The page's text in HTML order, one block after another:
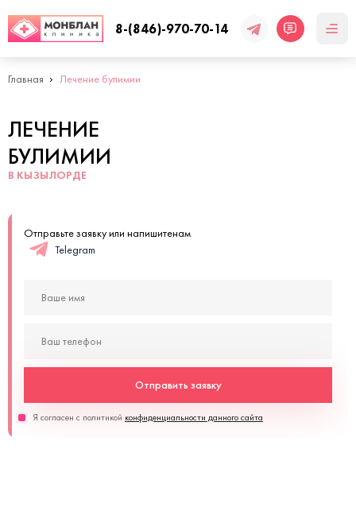
8-(846)-970-70-14
Главная Лечение булимии
ЛЕЧЕНИЕ
БУЛИМИИ
В КЫЗЫЛОРДЕ
Отправьте заявку или напишитенам
Telegram
Отправить заявку
Я согласен с политикой конфиденциальности данного сайта